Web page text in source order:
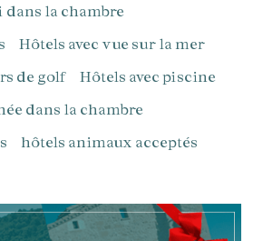
ma réservation
le code de réservation
dans la chambre
Hôtels avec vue sur la mer
de golf
Hôtels avec piscine
dans la chambre
hôtels animaux acceptés